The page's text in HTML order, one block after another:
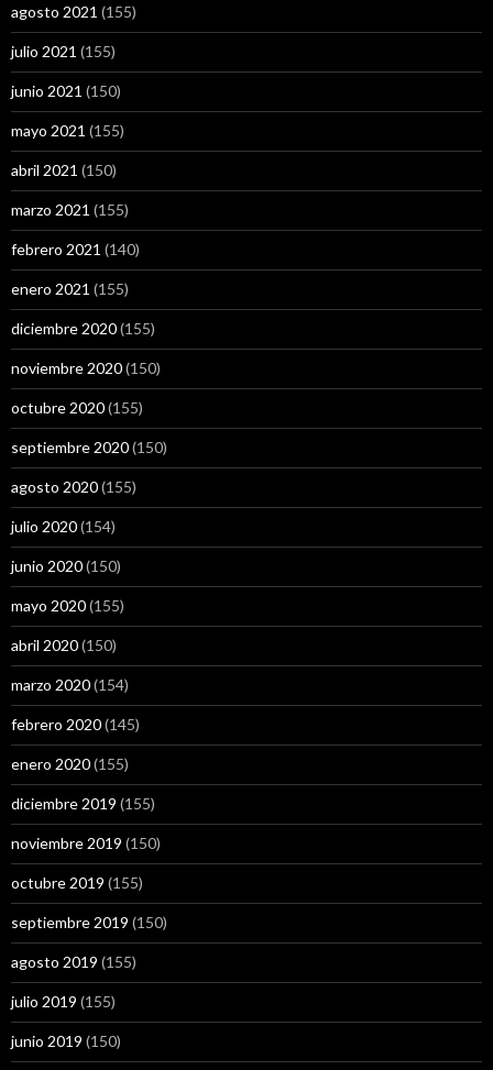
agosto 2021 (155)
julio 2021 (155)
junio 2021 (150)
mayo 2021 (155)
abril 2021 (150)
marzo 2021 (155)
febrero 2021 (140)
enero 2021 (155)
diciembre 2020(155)
noviembre 2020(150)
octubre 2020(155)
septiembre 2020(150)
agosto 2020(155)
julio 2020(154)
junio 2020(150)
mayo 2020(155)
abril 2020(150)
marzo 2020(154)
febrero 2020(145)
enero 2020(155)
diciembre 2019 (155)
noviembre 2019 (150)
octubre 2019 (155)
septiembre 2019 (150)
agosto 2019 (155)
julio 2019 (155)
junio 2019 (150)